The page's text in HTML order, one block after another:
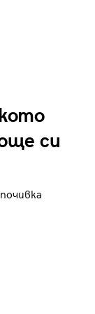
си
– Какво
бряг